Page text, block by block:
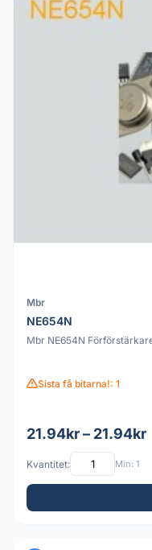
Mbr
NE654N
Mbr NE654N
Sista få bitarna!: 1
21.94kr – 21.94kr
Kvantitet: Min: 1